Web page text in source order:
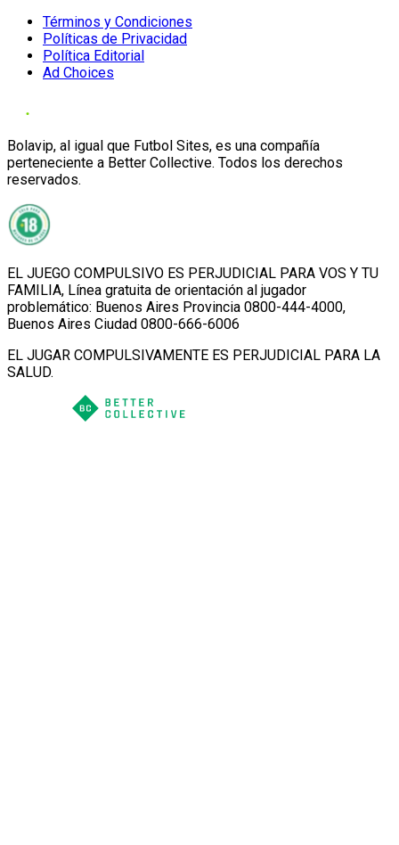
Términos y Condiciones
Políticas de Privacidad
Política Editorial
Ad Choices
Bolavip, al igual que Futbol Sites, es una compañía
perteneciente a Better Collective. Todos los derechos
reservados.
EL JUEGO COMPULSIVO ES PERJUDICIAL PARA VOS Y TU
FAMILIA, Línea gratuita de orientación al jugador
problemático: Buenos Aires Provincia 0800-444-4000,
Buenos Aires Ciudad 0800-666-6006
EL JUGAR COMPULSIVAMENTE ES PERJUDICIAL PARA LA
SALUD.